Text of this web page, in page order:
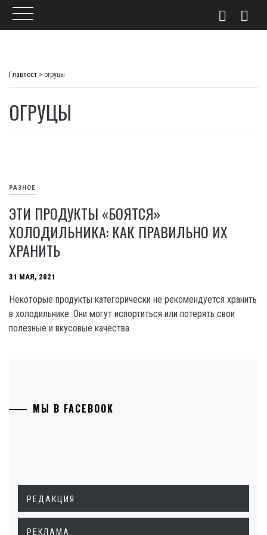
Главпост > огруцы
ОГРУЦЫ
РАЗНОЕ
ЭТИ ПРОДУКТЫ «БОЯТСЯ»
ХОЛОДИЛЬНИКА: КАК ПРАВИЛЬНО ИХ
ХРАНИТЬ
31 МАЯ, 2021
Некоторые продукты категорически не рекомендуется хранить
в холодильнике. Они могут испортиться или потерять свои
полезные и вкусовые качества.
МЫ В FACEBOOK
РЕДАКЦИЯ
РЕКЛАМА